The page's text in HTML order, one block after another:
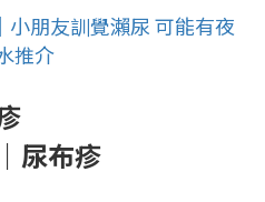
小朋友訓覺瀨尿 可能有夜
推介
尿布疹